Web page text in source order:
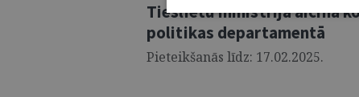
Tieslietu ministrija aicina
politikas departamentā
Pieteikšanās līdz: 17.02.2025.